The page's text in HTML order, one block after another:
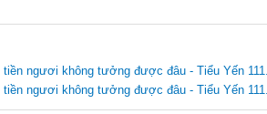
tiền ngươi không tưởng được đâu - Tiểu Yến
tiền ngươi không tưởng được đâu - Tiểu Yến